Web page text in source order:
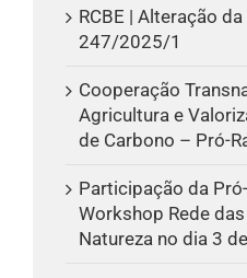
RCBE | Alteração
247/2025/1
Cooperação
Agricultura e
de Carbono – Pró-
Participação da
Workshop Rede
Natureza no dia 3